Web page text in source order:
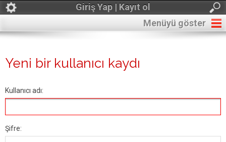
Giriş Yap | Kayıt ol
Menüyü göster
Yeni bir kullanıcı kaydı
Kullanıcı adı:
Şifre: